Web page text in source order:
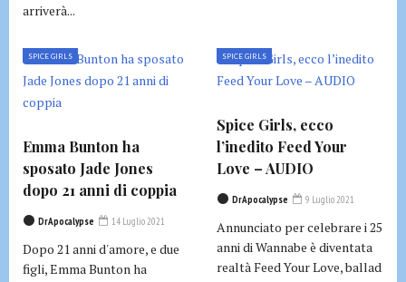
arriverà...
SPICE GIRLS
Emma Bunton ha
sposato Jade Jones
dopo 21 anni di coppia
DrApocalypse 14 Luglio 2021
Dopo 21 anni d'amore, e due
figli, Emma Bunton ha
SPICE GIRLS
Spice Girls, ecco
l’inedito Feed Your
Love – AUDIO
DrApocalypse 9 Luglio 2021
Annunciato per celebrare i 25
anni di Wannabe è diventata
realtà Feed Your Love, ballad